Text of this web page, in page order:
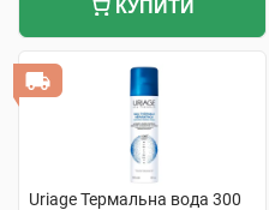
КУПИТИ
Uriage Термальна вода 300